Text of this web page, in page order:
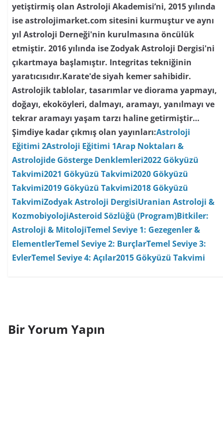
yetiştirmiş olan Astroloji Akademisi’ni, 2015 yılında
ise astrolojimarket.com sitesini kurmuştur ve aynı
yıl Astroloji Derneği'nin kurulmasına öncülük
etmiştir. 2016 yılında ise Zodyak Astroloji Dergisi'ni
çıkartmaya başlamıştır. Integritas tekniğinin
yaratıcısıdır.Karate'de siyah kemer sahibidir.
Astrolojik tablolar, tasarımlar ve diorama yapmayı,
doğayı, ekoköyleri, dalmayı, aramayı, yanılmayı ve
tekrar aramayı yaşam tarzı haline getirmiştir…
Şimdiye kadar çıkmış olan yayınları:Astroloji
Eğitimi 2Astroloji Eğitimi 1Arap Noktaları &
Astrolojide Gösterge Denklemleri2022 Gökyüzü
Takvimi2021 Gökyüzü Takvimi2020 Gökyüzü
Takvimi2019 Gökyüzü Takvimi2018 Gökyüzü
TakvimiZodyak Astroloji DergisiUranian Astroloji &
KozmobiyolojiAsteroid Sözlüğü (Program)Bitkiler:
Astroloji & MitolojiTemel Seviye 1: Gezegenler &
ElementlerTemel Seviye 2: BurçlarTemel Seviye 3:
EvlerTemel Seviye 4: Açılar2015 Gökyüzü Takvimi
Bir Yorum Yapın